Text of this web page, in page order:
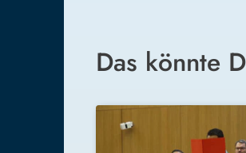
Das könnte